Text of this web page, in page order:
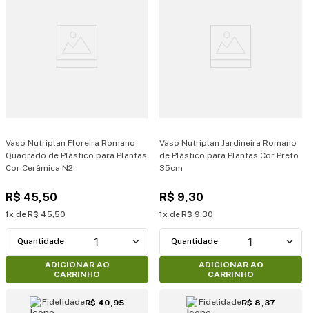
Vaso Nutriplan Floreira Romano
Quadrado de Plástico para Plantas
Cor Cerâmica N2
R$ 45,50
1 R$ 45,50
1
ADICIONAR AO
CARRINHO
FidelidadeR$ 40,95
Vaso Nutriplan Jardineira Romano
de Plástico para Plantas Cor Preto
35cm
R$ 9,30
1 R$ 9,30
1
ADICIONAR AO
CARRINHO
FidelidadeR$ 8,37